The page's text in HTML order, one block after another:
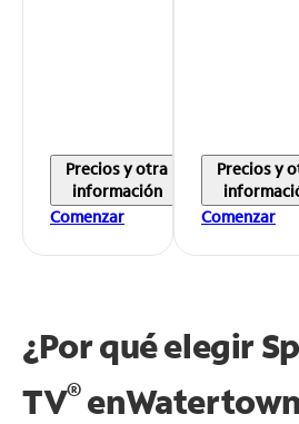
Precios y otra
información
Comenzar
Precios y
Comenzar
¿Por qué elegir
TV®en